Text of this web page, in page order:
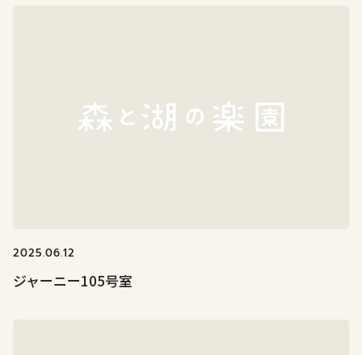
2025.06.12
ジャーニー105号室